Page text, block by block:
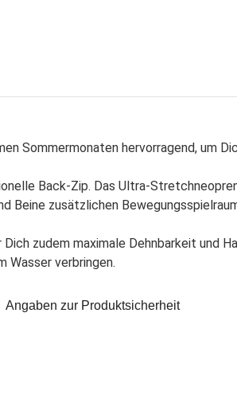
Sommermonaten hervorragend, um
Back-Zip. Das Ultra-
Beine zusätzlichen
zudem maximale Dehnbarkeit und
Wasser verbringen.
Angaben zur Produktsicherheit